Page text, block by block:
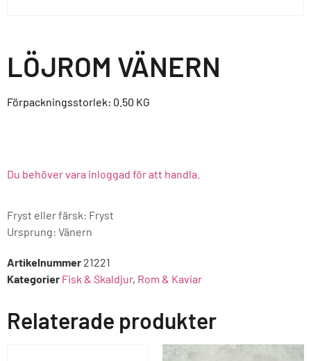
LÖJROM VÄNERN
Förpackningsstorlek: 0.50 KG
Du behöver vara inloggad för att handla.
Fryst eller färsk: Fryst
Ursprung: Vänern
Artikelnummer 21221
Kategorier Fisk & Skaldjur, Rom & Kaviar
Relaterade produkter